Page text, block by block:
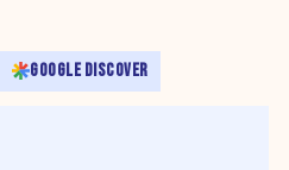
off a visit set to boost defence
/ AFP
GOOGLE DISCOVER